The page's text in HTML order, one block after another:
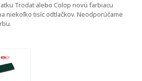
Trodat alebo Colop novú farbiacu
niekoľko tisíc odtlačkov. Neodporúčame